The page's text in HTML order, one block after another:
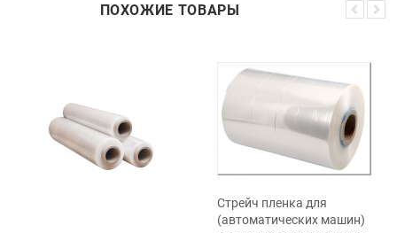
ПОХОЖИЕ ТОВАРЫ
Стрейч пленка для
(автоматических машин)